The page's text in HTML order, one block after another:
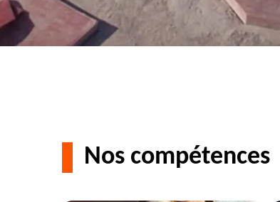
Nos compétences